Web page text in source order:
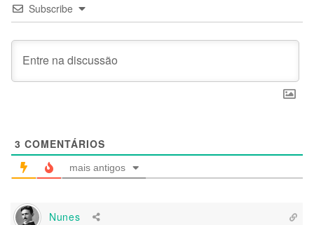
Subscribe
3 COMENTÁRIOS
mais antigos
Nunes